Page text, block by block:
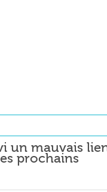
un mauvais
prochains